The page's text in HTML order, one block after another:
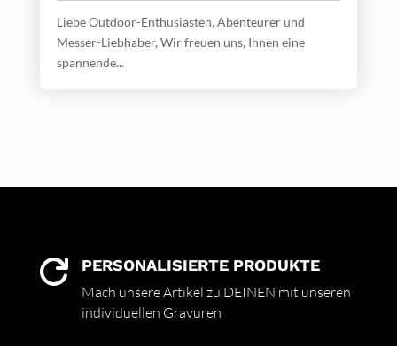
Liebe Outdoor-Enthusiasten, Abenteurer und
Messer-Liebhaber, Wir freuen uns, Ihnen eine
spannende...
 PERSONALISIERTE PRODUKTE
Mach unsere Artikel zu DEINEN mit unseren
individuellen Gravuren